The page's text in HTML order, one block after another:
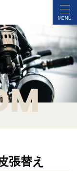
MENU
張替え